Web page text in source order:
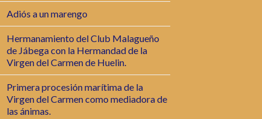
Adiós a un marengo
Hermanamiento del Club Malagueño
de Jábega con la Hermandad de la
Virgen del Carmen de Huelin.
Primera procesión marítima de la
Virgen del Carmen como mediadora de
las ánimas.